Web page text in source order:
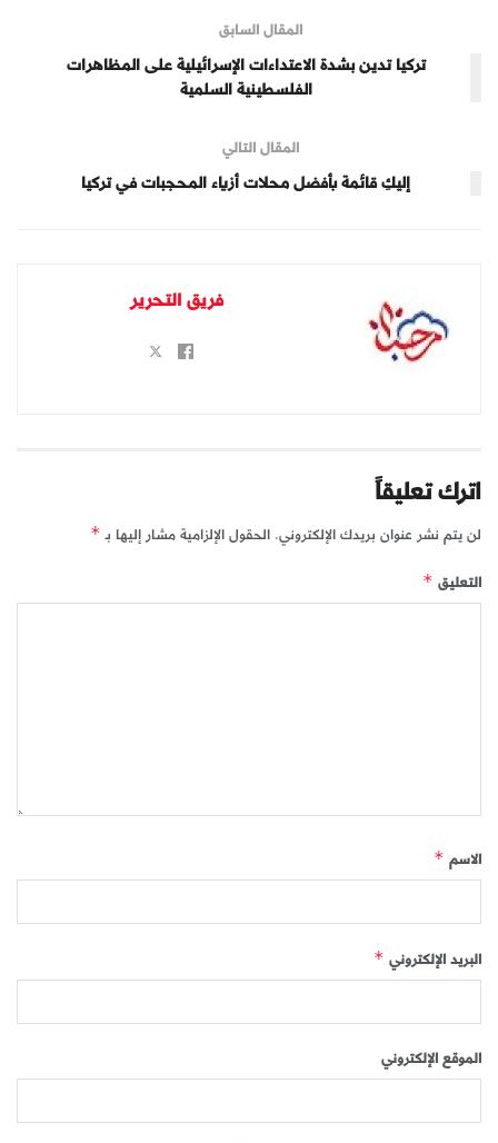
المقال السابق
تركيا تدين بشدة الاعتداءات الإسرائيلية على المظاهرات
الفلسطينية السلمية
المقال التالي
إليكِ قائمة بأفضل محلات أزياء المحجبات في تركيا
فريق التحرير
اترك تعليقاً
لن يتم نشر عنوان بريدك الإلكتروني. الحقول الإلزامية مشار إليها بـ *
التعليق *
الاسم *
البريد الإلكتروني *
الموقع الإلكتروني